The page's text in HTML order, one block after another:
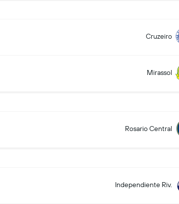
Cruzeiro
Mirassol
Rosario Central
Independiente Riv.